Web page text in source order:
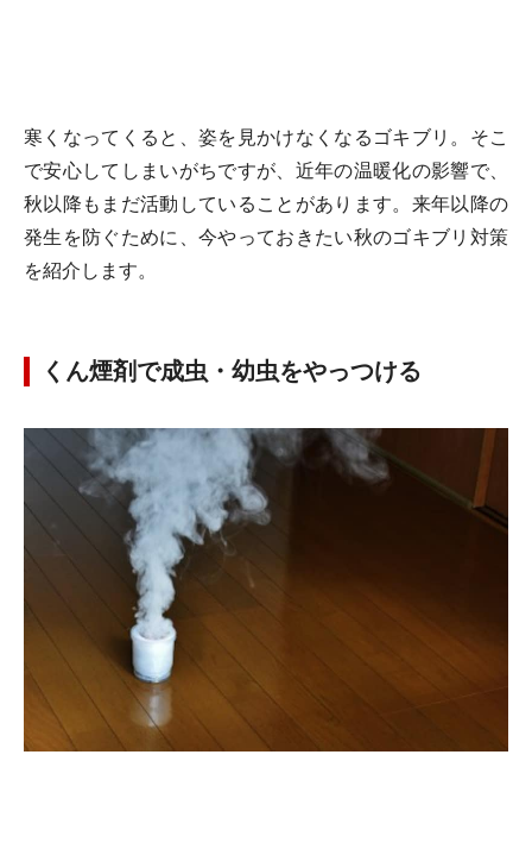
寒くなってくると、姿を見かけなくなるゴキブリ。そこ
で安心してしまいがちですが、近年の温暖化の影響で、
秋以降もまだ活動していることがあります。来年以降の
発生を防ぐために、今やっておきたい秋のゴキブリ対策
を紹介します。
くん煙剤で成虫・幼虫をやっつける